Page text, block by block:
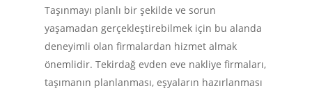
Taşınmayı planlı bir şekilde ve sorun
yaşamadan gerçekleştirebilmek için bu alanda
deneyimli olan firmalardan hizmet almak
önemlidir. Tekirdağ evden eve nakliye firmaları,
taşımanın planlanması, eşyaların hazırlanması